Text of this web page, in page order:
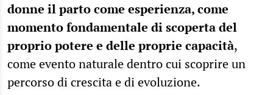
donne il parto come esperienza, come
momento fondamentale di scoperta del
proprio potere e delle proprie capacità,
come evento naturale dentro cui scoprire un
percorso di crescita e di evoluzione.